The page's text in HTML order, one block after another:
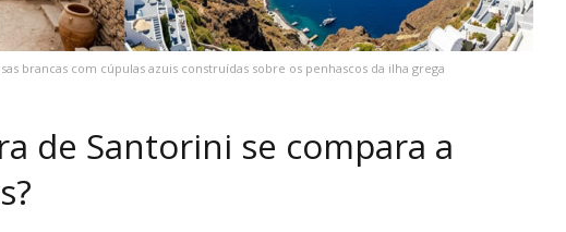
brancas com cúpulas azuis construídas sobre os penhascos da ilha grega
de Santorini se compara a